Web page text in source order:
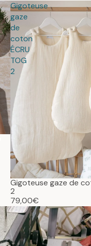
Gigoteuse
gaze
de
coton
ÉCRU
TOG
2
Gigoteuse gaze de
2
79,00€